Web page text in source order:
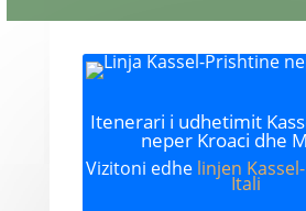
Itenerari i udhetimit
neper Kroaci dhe
Vizitoni edhe linjen
Itali